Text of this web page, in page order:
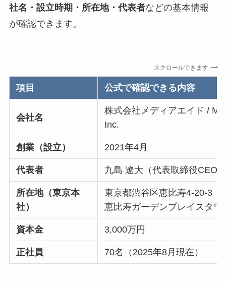
社名・設立時期・所在地・代表者などの基本情報
が確認できます。
スクロールできます
項目 公式で確認できる内容
会社名
株式会社メディアエイド /
Inc.
創業（設立） 2021年4月
代表者 九島 遼大（代表取締役CEO
所在地（東京本
社）
東京都渋谷区恵比寿4-20-3
恵比寿ガーデンプレイスタワ
資本金 3,000万円
正社員 70名（2025年8月現在）